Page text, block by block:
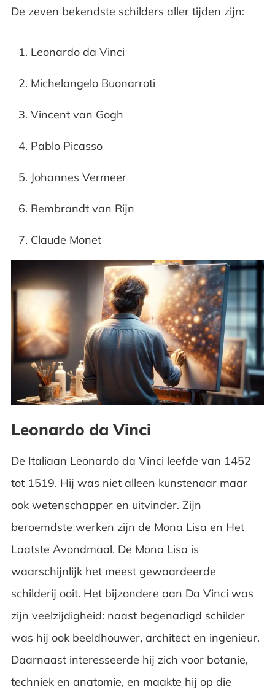
De zeven bekendste schilders aller tijden zijn:
Leonardo da Vinci
Michelangelo Buonarroti
Vincent van Gogh
Pablo Picasso
Johannes Vermeer
Rembrandt van Rijn
Claude Monet
Leonardo da Vinci
De Italiaan Leonardo da Vinci leefde van 1452
tot 1519. Hij was niet alleen kunstenaar maar
ook wetenschapper en uitvinder. Zijn
beroemdste werken zijn de Mona Lisa en Het
Laatste Avondmaal. De Mona Lisa is
waarschijnlijk het meest gewaardeerde
schilderij ooit. Het bijzondere aan Da Vinci was
zijn veelzijdigheid: naast begenadigd schilder
was hij ook beeldhouwer, architect en ingenieur.
Daarnaast interesseerde hij zich voor botanie,
techniek en anatomie, en maakte hij op die